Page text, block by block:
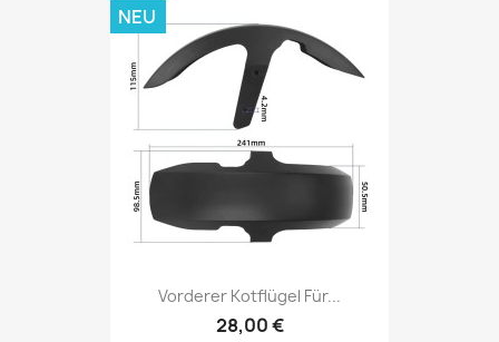
Vorderer Kotflügel Für...
28,00 €
NEU